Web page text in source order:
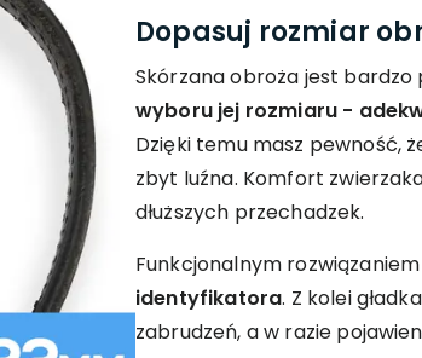
Dopasuj rozmiar
Skórzana obroża jest
wyboru jej rozmiaru -
Dzięki temu masz pewność,
zbyt luźna. Komfort
dłuższych przechadzek.
Funkcjonalnym
identyfikatora. Z kolei
zabrudzeń, a w razie